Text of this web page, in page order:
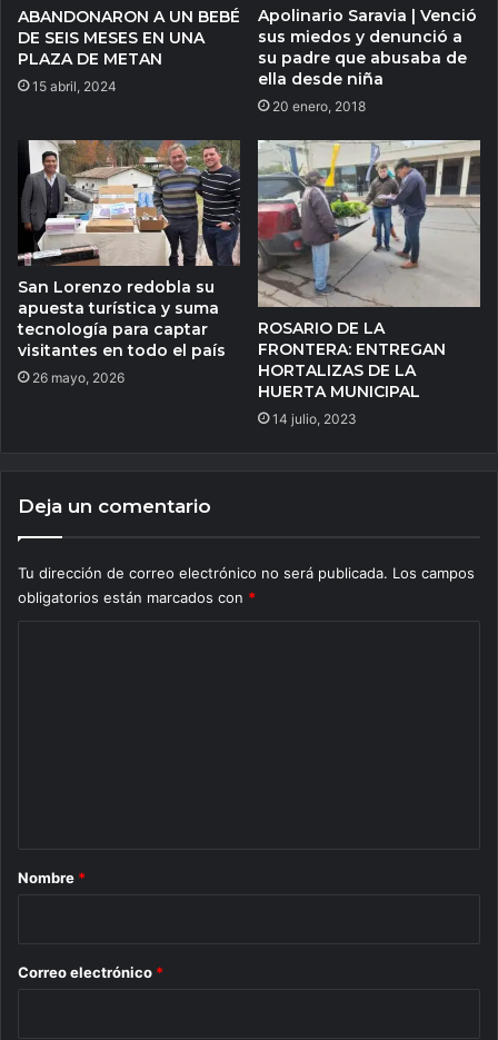
ABANDONARON A UN BEBÉ
DE SEIS MESES EN UNA
PLAZA DE METAN
15 abril, 2024
Apolinario Saravia | Venció
sus miedos y denunció a
su padre que abusaba de
ella desde niña
20 enero, 2018
San Lorenzo redobla su
apuesta turística y suma
tecnología para captar
visitantes en todo el país
26 mayo, 2026
ROSARIO DE LA
FRONTERA: ENTREGAN
HORTALIZAS DE LA
HUERTA MUNICIPAL
14 julio, 2023
Deja un comentario
Tu dirección de correo electrónico no será publicada. Los campos
obligatorios están marcados con *
r
*
Nombre *
Correo electrónico *